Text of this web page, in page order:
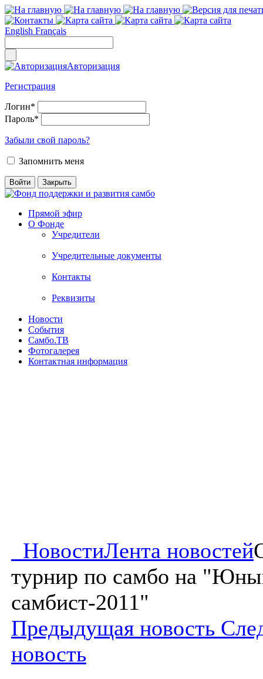
English Français
Авторизация
Регистрация
Логин*
Пароль*
Забыли свой пароль?
Запомнить меня
Прямой эфир
О Фонде
Учредители
Учредительные документы
Контакты
Реквизиты
Новости
События
Самбо.ТВ
Фотогалерея
Контактная информация
НовостиЛента новостей
турнир по самбо на
самбист-2011"
Предыдущая новость
новость